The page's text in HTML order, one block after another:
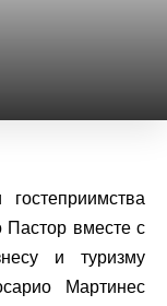
Пастор вместе с
и туризму
Мартинес